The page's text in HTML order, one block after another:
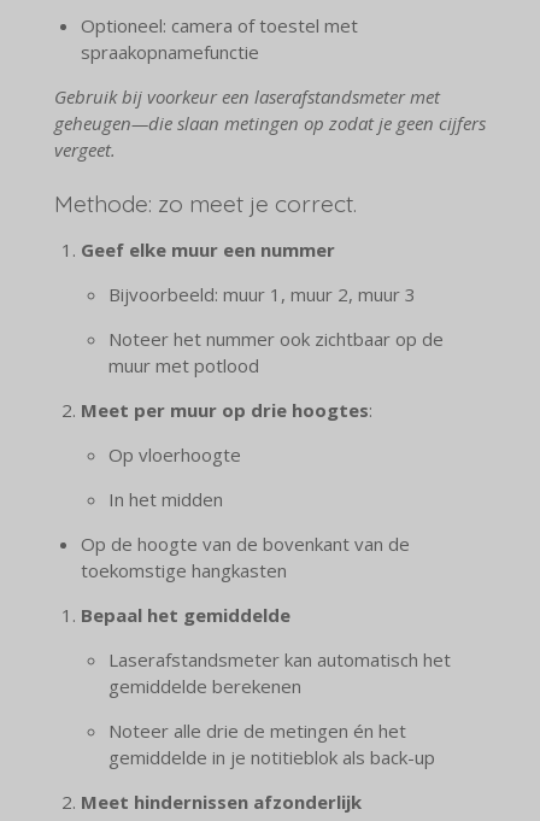
Optioneel: camera of toestel met
spraakopnamefunctie
Gebruik bij voorkeur een laserafstandsmeter met
geheugen—die slaan metingen op zodat je geen cijfers
vergeet.
Methode: zo meet je correct.
Geef elke muur een nummer
Bijvoorbeeld: muur 1, muur 2, muur 3
Noteer het nummer ook zichtbaar op de
muur met potlood
Meet per muur op drie hoogtes:
Op vloerhoogte
In het midden
Op de hoogte van de bovenkant van de
toekomstige hangkasten
Bepaal het gemiddelde
Laserafstandsmeter kan automatisch het
gemiddelde berekenen
Noteer alle drie de metingen én het
gemiddelde in je notitieblok als back-up
Meet hindernissen afzonderlijk